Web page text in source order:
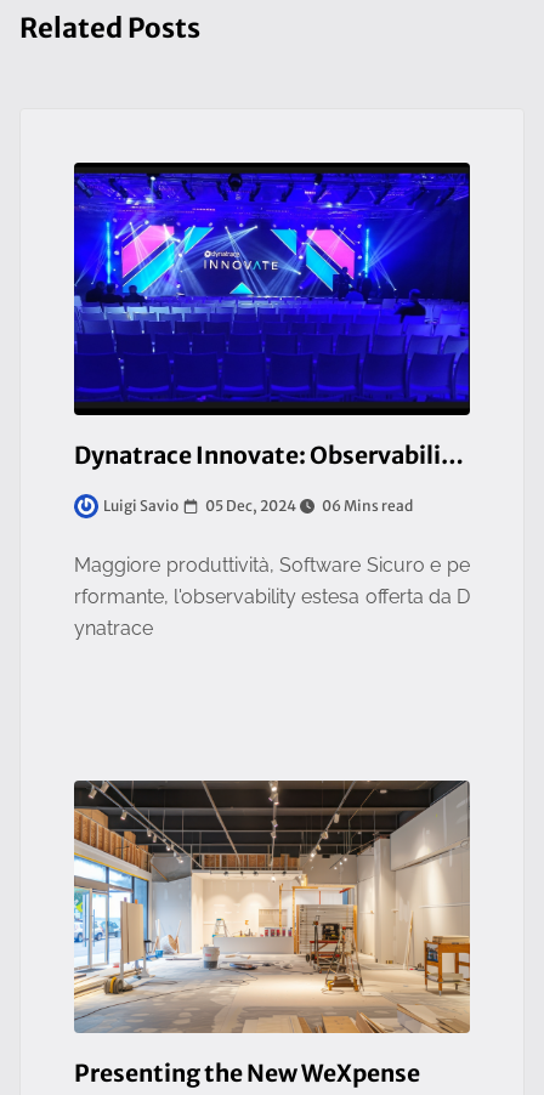
Related Posts
Dynatrace Innovate: Observability & Application Security, Mandatory for Business Resilience
Luigi Savio 05 Dec, 2024 06 Mins read
Maggiore produttività, Software Sicuro e pe
rformante, l'observability estesa offerta da D
ynatrace
Presenting the New WeXpense